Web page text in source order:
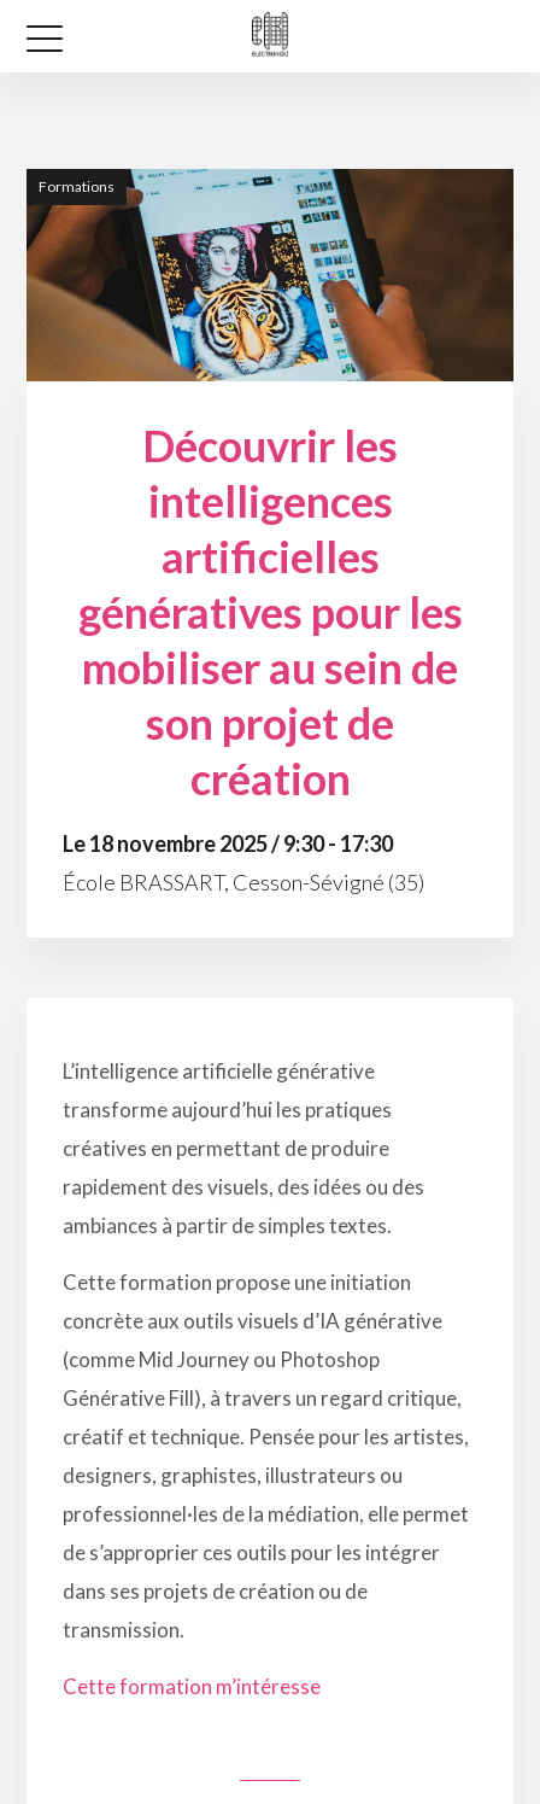
Formations
Découvrir les
intelligences
artificielles
génératives pour les
mobiliser au sein de
son projet de
création
Le 18 novembre 2025 / 9:30 - 17:30
École BRASSART, Cesson-Sévigné (35)
L’intelligence artificielle générative
transforme aujourd’hui les pratiques
créatives en permettant de produire
rapidement des visuels, des idées ou des
ambiances à partir de simples textes.
Cette formation propose une initiation
concrète aux outils visuels d’IA générative
(comme Mid Journey ou Photoshop
Générative Fill), à travers un regard critique,
créatif et technique. Pensée pour les artistes,
designers, graphistes, illustrateurs ou
professionnel·les de la médiation, elle permet
de s’approprier ces outils pour les intégrer
dans ses projets de création ou de
transmission.
Cette formation m’intéresse